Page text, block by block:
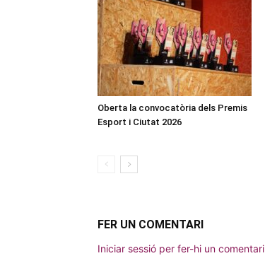
Oberta la convocatòria dels Premis
Esport i Ciutat 2026
FER UN COMENTARI
Iniciar sessió per fer-hi un comentari